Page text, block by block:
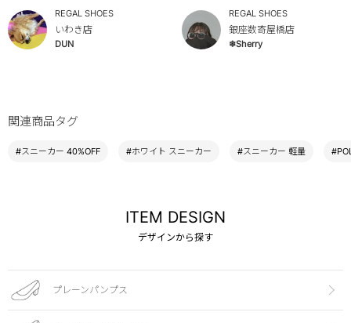
REGAL SHOES
いわき店
DUN
REGAL SHOES
銀座数寄屋橋店
❄︎Sherry
関連商品タグ
#スニーカー 40%OFF #ホワイト スニーカー #スニーカー 軽量
ITEM DESIGN
デザインから探す
プレーンパンプス